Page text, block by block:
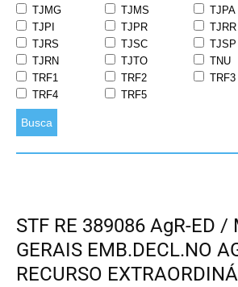
TJMG
TJMS
TJPA
TJPI
TJPR
TJRR
TJRS
TJSC
TJSP
TJRN
TJTO
TNU
TRF1
TRF2
TRF3
TRF4
TRF5
Busca
STF RE 389086 AgR-ED /
GERAIS EMB.DECL.NO
RECURSO